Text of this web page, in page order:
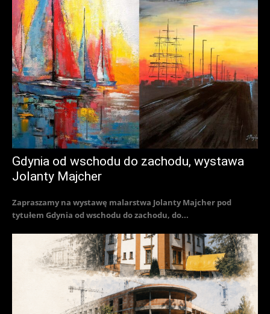
Gdynia od wschodu do zachodu, wystawa
Jolanty Majcher
Zapraszamy na wystawę malarstwa Jolanty Majcher pod
tytułem Gdynia od wschodu do zachodu, do...